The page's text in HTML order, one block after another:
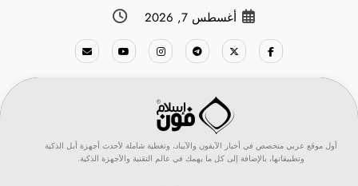
أغسطس 7, 2026
أول موقع عربي متخصص في أخبار الآيفون والآيباد، وتغطية شاملة لأحدث أجهزة أبل الذكية
وتطبيقاتها، بالإضافة إلى كل ما يهمك في عالم التقنية والأجهزة الذكية.